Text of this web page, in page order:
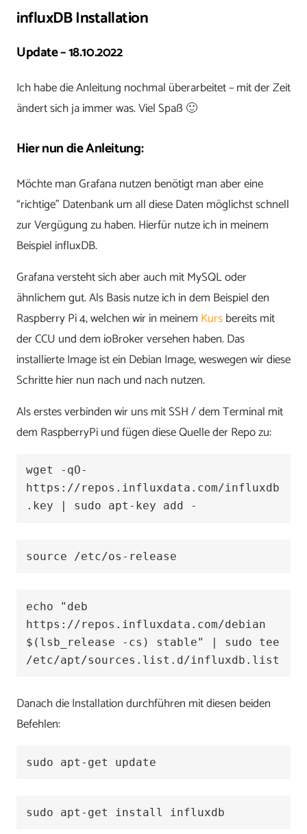
influxDB Installation
Update – 18.10.2022
Ich habe die Anleitung nochmal überarbeitet – mit der Zeit
ändert sich ja immer was. Viel Spaß 🙂
Hier nun die Anleitung:
Möchte man Grafana nutzen benötigt man aber eine
“richtige” Datenbank um all diese Daten möglichst schnell
zur Vergügung zu haben. Hierfür nutze ich in meinem
Beispiel influxDB.
Grafana versteht sich aber auch mit MySQL oder
ähnlichem gut. Als Basis nutze ich in dem Beispiel den
Raspberry Pi 4, welchen wir in meinem Kursbereits mit
der CCU und dem ioBroker versehen haben. Das
installierte Image ist ein Debian Image, weswegen wir diese
Schritte hier nun nach und nach nutzen.
Als erstes verbinden wir uns mit SSH / dem Terminal mit
dem RaspberryPi und fügen diese Quelle der Repo zu:
wget -qO-
https://repos.influxdata.com/influxdb
.key | sudo apt-key add -
source /etc/os-release
echo "deb
https://repos.influxdata.com/debian
$(lsb_release -cs) stable" | sudo tee
/etc/apt/sources.list.d/influxdb.list
Danach die Installation durchführen mit diesen beiden
Befehlen:
sudo apt-get update
sudo apt-get install influxdb